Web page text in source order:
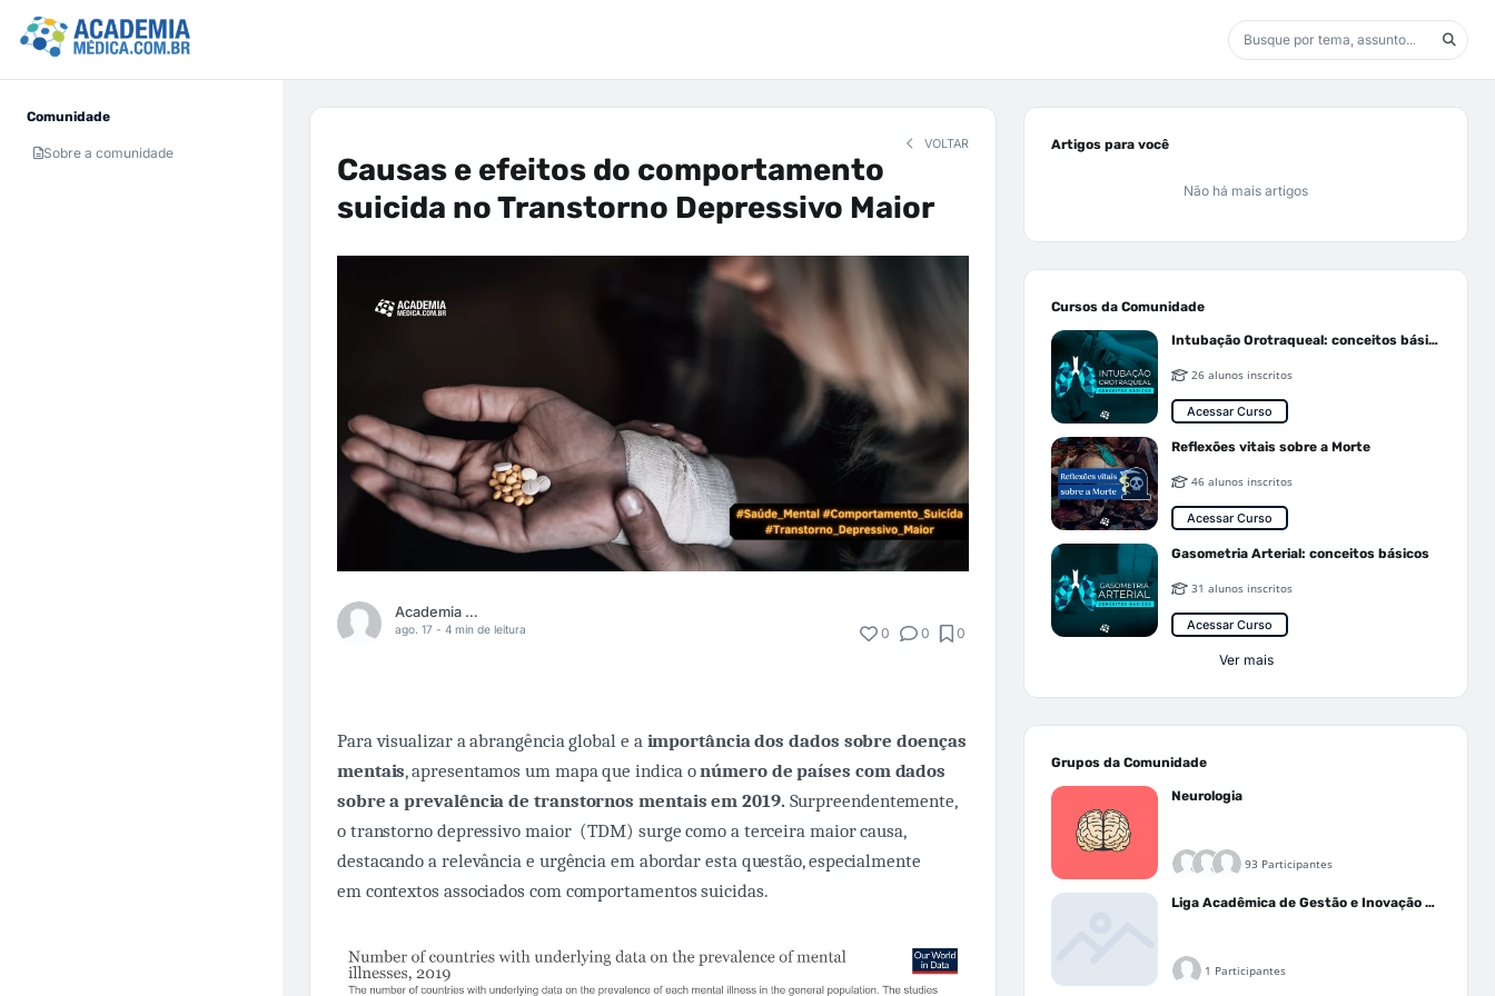
Comunidade
Sobre a comunidade
VOLTAR
Causas e efeitos do comportamento
suicida no Transtorno Depressivo Maior
Academia Médica
ago. 17 - 4 min de leitura 0 0 0
Para visualizar a abrangência global e a importância dos dados sobre doenças
mentais, apresentamos um mapa que indica onúmero de países com dados
sobre a prevalência de transtornos mentais em 2019. Surpreendentemente,
o transtorno depressivo maior (TDM) surge como a terceira maior causa,
destacando a relevância e urgência em abordar esta questão, especialmente
em contextos associados com comportamentos suicidas.
Artigos para você
Não há mais artigos
Cursos da Comunidade
Intubação Orotraqueal: conceitos básicos
26 alunos inscritos
Acessar Curso
Reflexões vitais sobre a Morte
46 alunos inscritos
Acessar Curso
Gasometria Arterial: conceitos básicos
31 alunos inscritos
Acessar Curso
Ver mais
Grupos da Comunidade
Neurologia
93 Participantes
Liga Acadêmica de Gestão e Inovação Médica - LAGIM
1 Participantes